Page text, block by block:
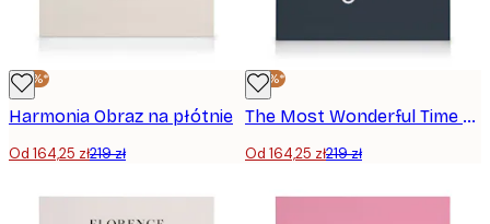
-25%*
Harmonia Obraz na płótnie
Od 164,25 zł219 zł
-25%*
The Most Wonderful Time Obraz na płótnie
Od 164,25 zł219 zł